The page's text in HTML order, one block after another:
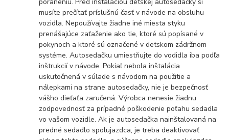
musíte prečítať príslušnú časť v návode na obsluhu
vozidla. Nepoužívajte žiadne iné miesta styku
prenášajúce zaťaženie ako tie, ktoré sú popísané v
pokynoch a ktoré sú označené v detskom zádržnom
systéme. Autosedačku umiestňujte do vodidla iba podľa
inštrukcií v návode. Pokiaľ nebola inštalácia
uskutočnená v súlade s návodom na použitie a
nálepkami na strane autosedačky, nie je bezpečnosť
vášho dieťaťa zaručená. Výrobca nenesie žiadnu
zodpovednosť za prípadné poškodenie poťahu sedadla
vo vašom vozidle. Ak je autosedačka nainštalovaná na
predné sedadlo spolujazdca, je treba deaktivovať